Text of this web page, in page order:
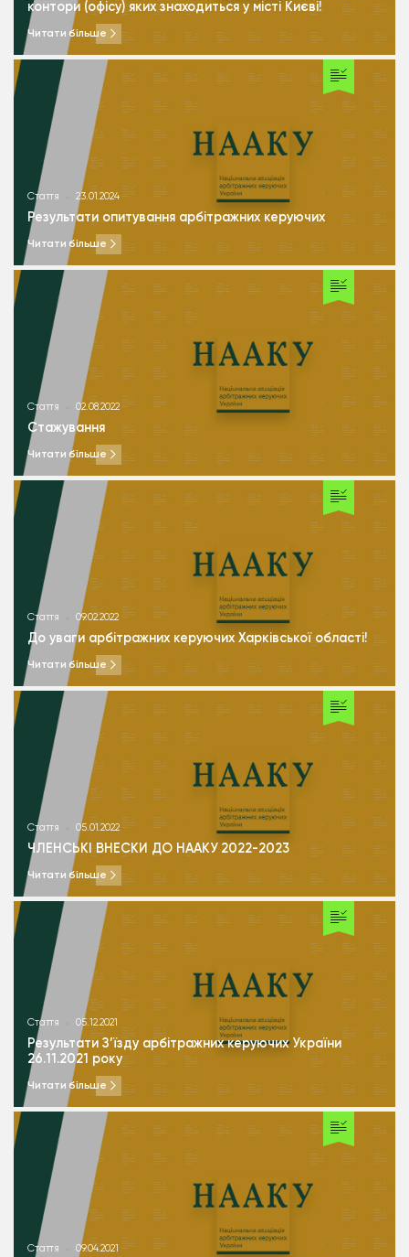
контори (офісу) яких знаходиться у місті Києві!
Читати більше
Стаття 23.01.2024
Результати опитування арбітражних керуючих
Читати більше
Стаття 02.08.2022
Стажування
Читати більше
Стаття 09.02.2022
До уваги арбітражних керуючих Харківської області!￼
Читати більше
Стаття 05.01.2022
ЧЛЕНСЬКІ ВНЕСКИ ДО НААКУ 2022-2023
Читати більше
Стаття 05.12.2021
Результати З’їзду арбітражних керуючих України
26.11.2021 року
Читати більше
Стаття 09.04.2021